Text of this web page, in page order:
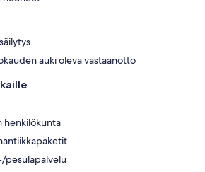
auki oleva vastaanotto
henkilökunta
pesulapalvelu